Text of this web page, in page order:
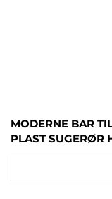
MODERNE BAR
PLAST SUGERØR